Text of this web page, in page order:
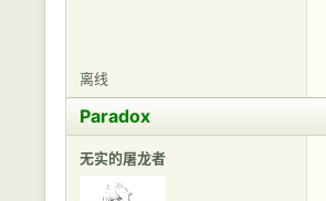
离线
Paradox
无实的屠龙者